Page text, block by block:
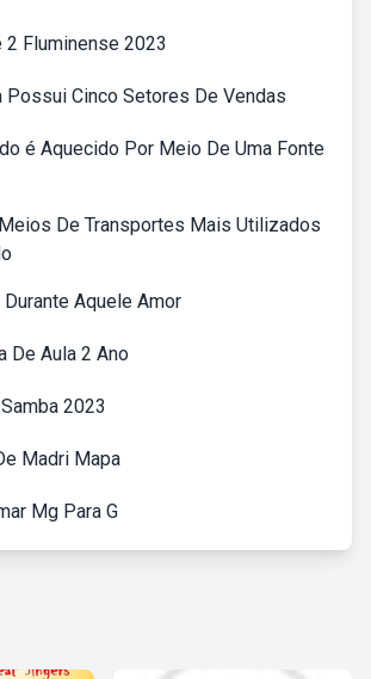
2 Fluminense 2023
Possui Cinco Setores De Vendas
é Aquecido Por Meio De Uma Fonte
De Transportes Mais Utilizados
Durante Aquele Amor
De Aula 2 Ano
2023
Madri Mapa
Mg Para G